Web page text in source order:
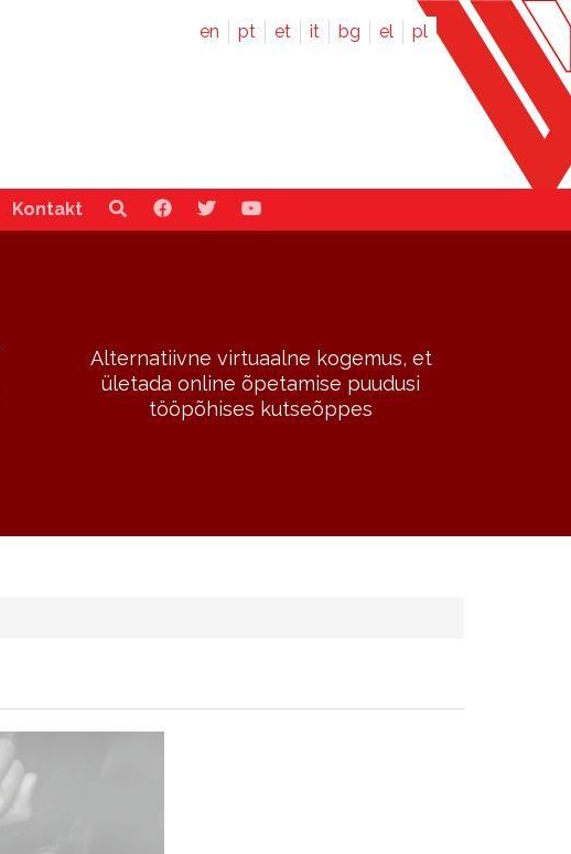
en pt et it bg el pl
Kontakt
Alternatiivne virtuaalne kogemus, et
ületada online õpetamise puudusi
tööpõhises kutseõppes